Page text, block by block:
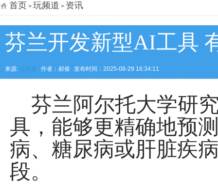
首页 > 玩频道 > 资讯
芬兰开发新型AI工具
来源: 玩车趣 作者：郝俊 发布时间：2025-08-29 16:34:11
芬兰阿尔托大学研
具，能够更精确地预
病、糖尿病或肝脏疾
段。